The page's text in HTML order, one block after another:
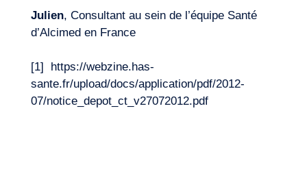
Julien, Consultant au sein de l’équipe Santé
d’Alcimed en France
[1] https://webzine.has-
sante.fr/upload/docs/application/pdf/2012-
07/notice_depot_ct_v27072012.pdf